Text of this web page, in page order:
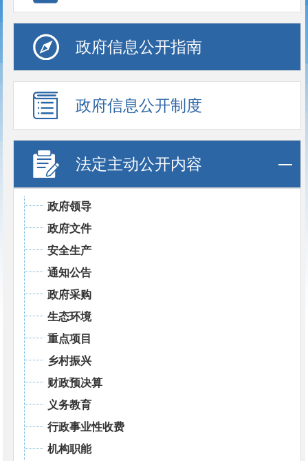
政府信息公开指南
政府信息公开制度
法定主动公开内容
政府领导
政府文件
安全生产
通知公告
政府采购
生态环境
重点项目
乡村振兴
财政预决算
义务教育
行政事业性收费
机构职能